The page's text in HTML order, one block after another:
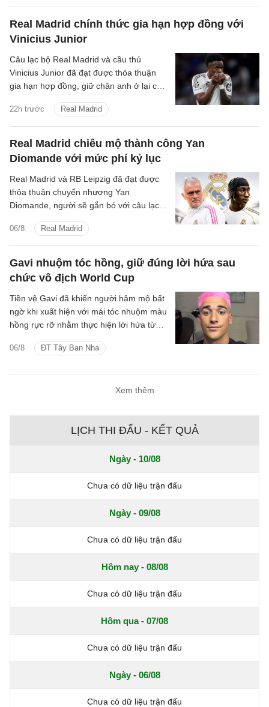
Real Madrid chính thức gia hạn hợp đồng với
Vinicius Junior
22h trước Real Madrid
Câu lạc bộ Real Madrid và cầu thủ
Vinicius Junior đã đạt được thỏa thuận
gia hạn hợp đồng, giữ chân anh ở lại câu
Real Madrid chiêu mộ thành công Yan
Diomande với mức phí kỷ lục
06/8 Real Madrid
Real Madrid và RB Leipzig đã đạt được
thỏa thuận chuyển nhượng Yan
Diomande, người sẽ gắn bó với câu lạc
ngày 30 tháng 6 năm 2033.
Gavi nhuộm tóc hồng, giữ đúng lời hứa sau
chức vô địch World Cup
06/8 ĐT Tây Ban Nha
Tiền vệ Gavi đã khiến người hâm mộ bất
ngờ khi xuất hiện với mái tóc nhuộm màu
hồng rực rỡ nhằm thực hiện lời hứa từng
World Cup 2026.
Xem thêm
LỊCH THI ĐẤU - KẾT QUẢ
Ngày - 10/08
Chưa có dữ liệu trận đấu
Ngày - 09/08
Chưa có dữ liệu trận đấu
Hôm nay - 08/08
Chưa có dữ liệu trận đấu
Hôm qua - 07/08
Chưa có dữ liệu trận đấu
Ngày - 06/08
Chưa có dữ liệu trận đấu